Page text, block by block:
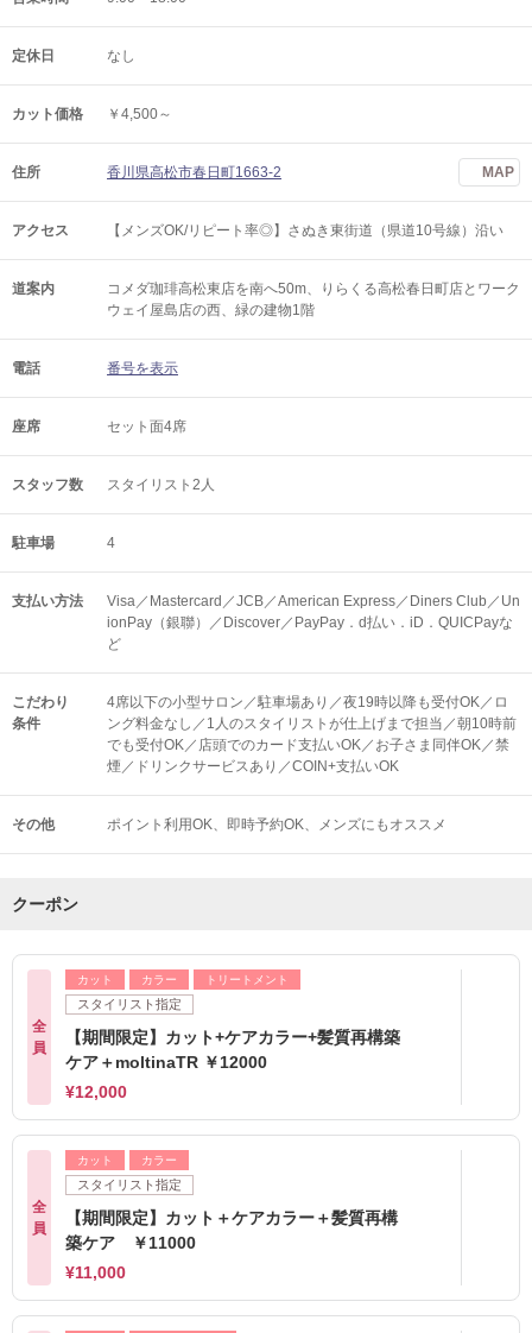
定休日 なし
カット価格 ￥4,500～
住所 香川県高松市春日町1663-2 MAP
アクセス 【メンズOK/リピート率◎】さぬき東街道（県道10号線）沿い
道案内
コメダ珈琲高松東店を南へ50m、りらくる高松春日町店とワーク
ウェイ屋島店の西、緑の建物1階
電話 番号を表示
座席 セット面4席
スタッフ数 スタイリスト2人
駐車場 4
支払い方法
Visa／Mastercard／JCB／American Express／Diners Club／Un
ionPay（銀聯）／Discover／PayPay．d払い．iD．QUICPayな
ど
こだわり
条件
4席以下の小型サロン／駐車場あり／夜19時以降も受付OK／ロ
ング料金なし／1人のスタイリストが仕上げまで担当／朝10時前
でも受付OK／店頭でのカード支払いOK／お子さま同伴OK／禁
煙／ドリンクサービスあり／COIN+支払いOK
その他 ポイント利用OK 即時予約OK メンズにもオススメ
クーポン
全
員
カット カラー トリートメント
スタイリスト指定
【期間限定】カット+ケアカラー+髪質再構築
ケア＋moltinaTR ￥12000
¥12,000
全
員
カット カラー
スタイリスト指定
【期間限定】カット＋ケアカラー＋髪質再構
築ケア ￥11000
¥11,000